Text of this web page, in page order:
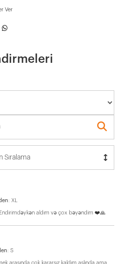
Ver
Sıralama
: XL
aldım və çox bəyəndim ❤️🙏
: S
arasında çok kararsız kaldım aslında ama